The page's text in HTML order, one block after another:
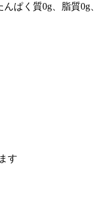
ぱく質0g、脂質0g、
す